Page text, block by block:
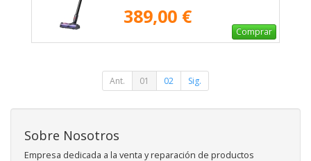
389,00 €
Comprar
Ant. 01 02 Sig.
Sobre Nosotros
Empresa dedicada a la venta y reparación de productos